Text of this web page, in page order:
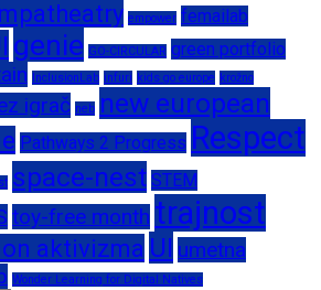
empower femailab
genie GO-CIRCULAR green portfolio
InclusionLab infuri kids go europe krožno
igrač neb new european
Pathways 2 Progress Respect
space-nest STEM
toy-free month trajnost
aktivizma UI umetna
Wonder Learning for Digital Natives